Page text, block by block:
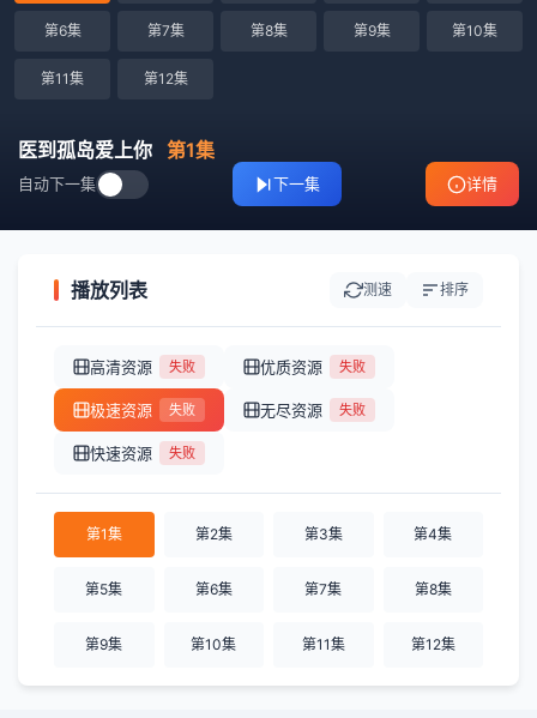
第6集 第7集 第8集 第9集 第10集
第11集 第12集
医到孤岛爱上你 第1集
自动下一集 下一集 详情
播放列表 测速 排序
高清资源 失败 优质资源 失败
极速资源 失败 无尽资源 失败
快速资源 失败
第1集 第2集 第3集 第4集
第5集 第6集 第7集 第8集
第9集 第10集 第11集 第12集